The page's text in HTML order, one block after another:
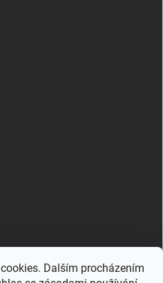
Dalším procházením